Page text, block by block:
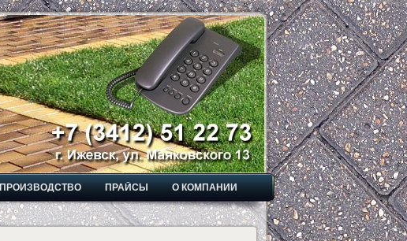
ПРОИЗВОДСТВО ПРАЙСЫ О КОМПАНИИ